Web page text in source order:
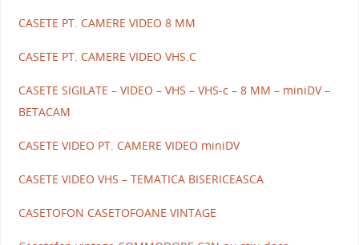
CASETE PT. CAMERE VIDEO 8 MM
CASETE PT. CAMERE VIDEO VHS.C
CASETE SIGILATE – VIDEO – VHS – VHS-c – 8 MM – miniDV –
BETACAM
CASETE VIDEO PT. CAMERE VIDEO miniDV
CASETE VIDEO VHS – TEMATICA BISERICEASCA
CASETOFON CASETOFOANE VINTAGE